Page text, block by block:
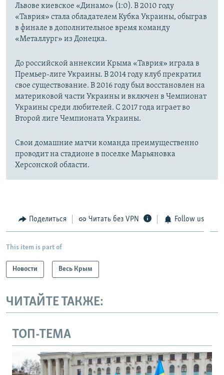
Львове киевское «Динамо» (1:0). В 2010 году
«Таврия» стала обладателем Кубка Украины, обыграв
в финале в дополнительное время команду
«Металлург» из Донецка.
До российской аннексии Крыма «Таврия» играла в
Премьер-лиге Украины. В 2014 году клуб прекратил
свое существование. В 2016 году был восстановлен на
материковой части Украины и включен в Чемпионат
Украины среди любителей. С 2017 года играет во
Второй лиге Чемпионата Украины.
Свои домашние матчи команда преимущественно
проводит на стадионе в поселке Марьяновка
Херсонской области.
Поделиться Читать без VPN Follow us
This item is part of
Новости Весь Крым
ЧИТАЙТЕ ТАКЖЕ:
ТОП-ТЕМА